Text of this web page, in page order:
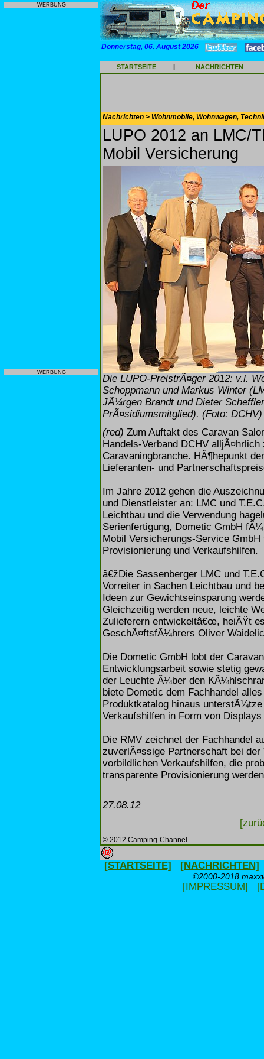
WERBUNG
WERBUNG
Donnerstag, 06. August 2026
STARTSEITE | NACHRICHTEN
Nachrichten > Wohnmobile, Wohnwagen,
LUPO 2012 an LMC/
Mobil Versicherung
Die LUPO-PreistrÃ¤ger 2012: v.l.
Schoppmann und Markus Winter
JÃ¼rgen Brandt und Dieter
PrÃ¤sidiumsmitglied). (Foto: DCHV)
(red) Zum Auftakt des Caravan
Handels-Verband DCHV
Caravaningbranche. HÃ¶hepunkt
Lieferanten- und
Im Jahre 2012 gehen die
und Dienstleister an: LMC und
Leichtbau und die Verwendung
Serienfertigung, Dometic GmbH
Mobil Versicherungs-Service
Provisionierung und Verkaufshilfen.
â€žDie Sassenberger LMC und
Vorreiter in Sachen Leichtbau und
Ideen zur Gewichtseinsparung
Gleichzeitig werden neue, leichte
Zulieferern entwickeltâ€œ, heiÃŸt
GeschÃ¤ftsfÃ¼hrers Oliver
Die Dometic GmbH lobt der
Entwicklungsarbeit sowie stetig
der Leuchte Ã¼ber den
biete Dometic dem Fachhandel
Produktkatalog hinaus
Verkaufshilfen in Form von
Die RMV zeichnet der Fachhandel
zuverlÃ¤ssige Partnerschaft bei
vorbildlichen Verkaufshilfen, die
transparente Provisionierung
27.08.12
© 2012 Camping-Channel
[STARTSEITE] [NACHRICHTEN]
©2000-2018
[IMPRESSUM]